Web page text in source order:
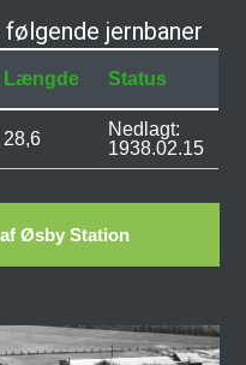
jernbaner
Længde Status
28,6
Nedlagt:
1938.02.15
Øsby Station